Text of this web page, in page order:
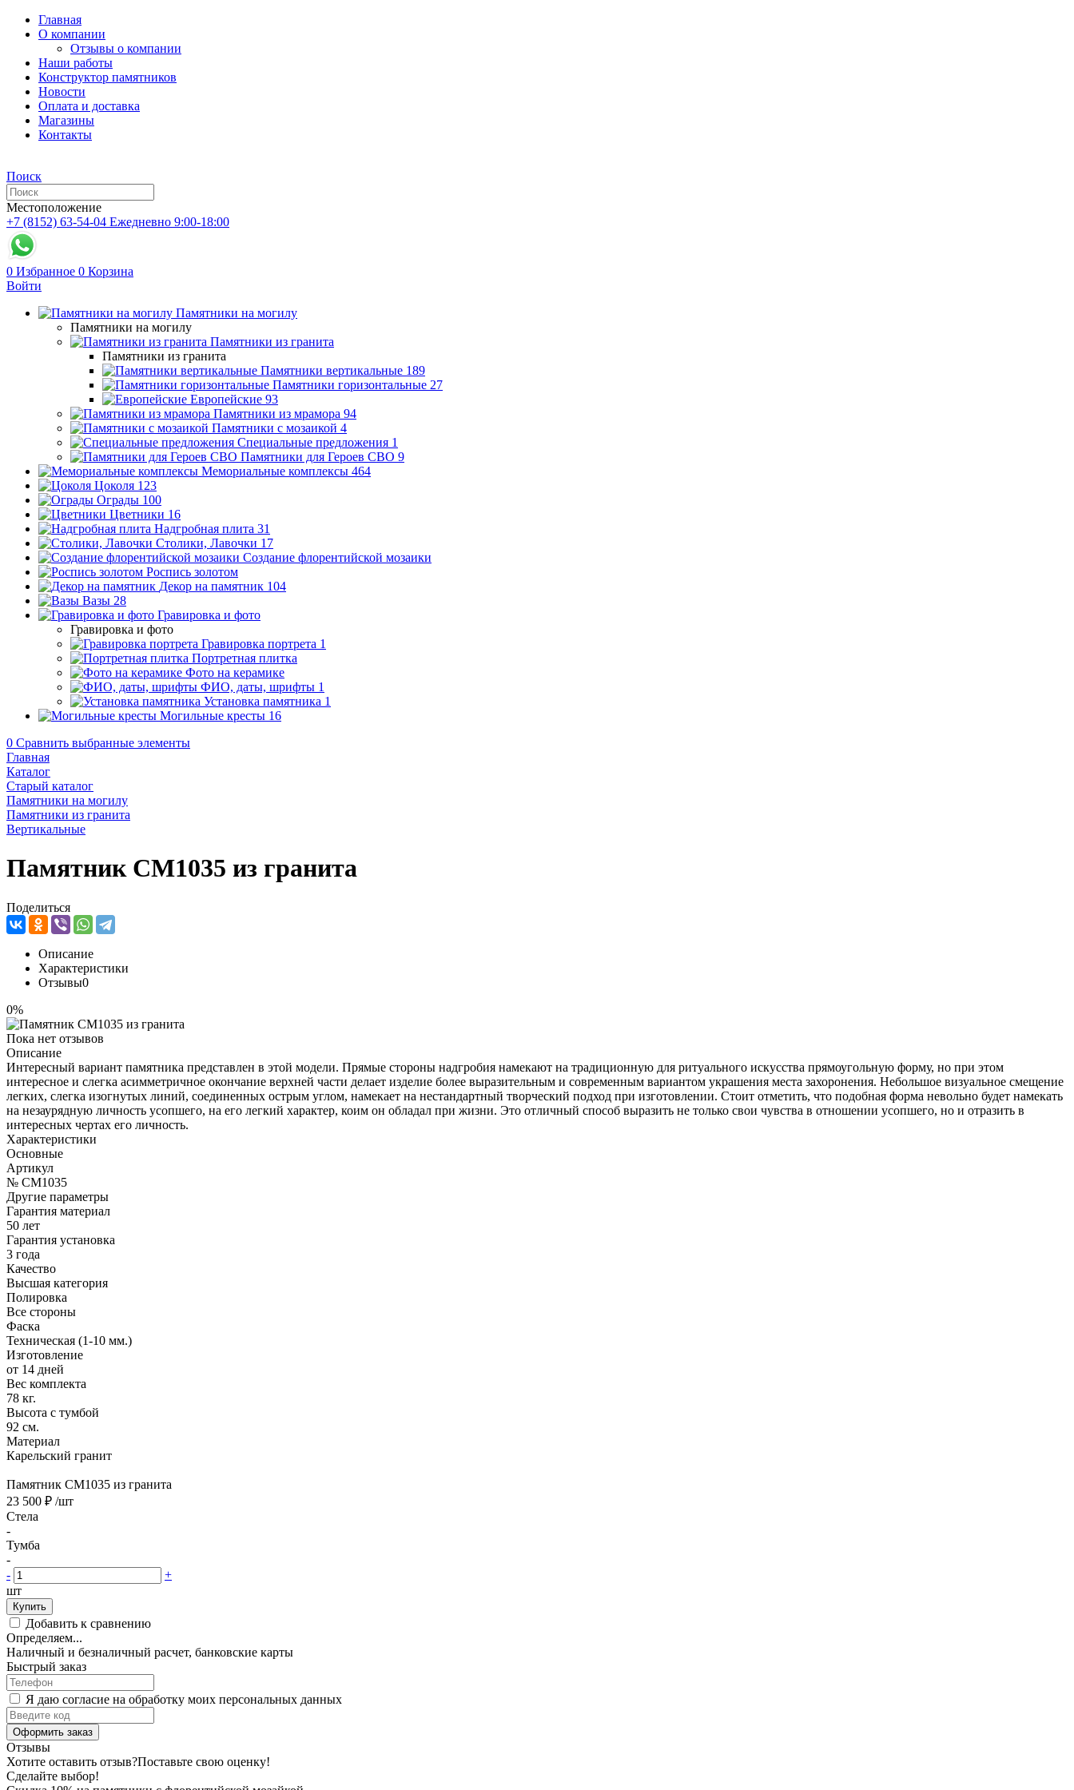
Главная
О компании
Отзывы о компании
Наши работы
Конструктор памятников
Новости
Оплата и доставка
Магазины
Контакты
Поиск
Местоположение
+7 (8152) 63-54-04 Ежедневно 9:00-18:00
0 Избранное 0 Корзина
Войти
Памятники на могилу
Памятники на могилу
Памятники из гранита
Памятники из гранита
Памятники вертикальные 189
Памятники горизонтальные 27
Европейские 93
Памятники из мрамора 94
Памятники с мозаикой 4
Специальные предложения 1
Памятники для Героев СВО 9
Мемориальные комплексы 464
Цоколя 123
Ограды 100
Цветники 16
Надгробная плита 31
Столики, Лавочки 17
Создание флорентийской мозаики
Роспись золотом
Декор на памятник 104
Вазы 28
Гравировка и фото
Гравировка и фото
Гравировка портрета 1
Портретная плитка
Фото на керамике
ФИО, даты, шрифты 1
Установка памятника 1
Могильные кресты 16
0 Сравнить выбранные элементы
Главная
Каталог
Старый каталог
Памятники на могилу
Памятники из гранита
Вертикальные
Памятник CM1035 из гранита
Поделиться
Описание
Характеристики
Отзывы0
0%
Пока нет отзывов
Описание
Интересный вариант памятника представлен в этой модели. Прямые стороны надгробия намекают на традиционную для ритуального искусства прямоугольную форму, но при этом
интересное и слегка асимметричное окончание верхней части делает изделие более выразительным и современным вариантом украшения места захоронения. Небольшое визуальное смещение
легких, слегка изогнутых линий, соединенных острым углом, намекает на нестандартный творческий подход при изготовлении. Стоит отметить, что подобная форма невольно будет намекать
на незаурядную личность усопшего, на его легкий характер, коим он обладал при жизни. Это отличный способ выразить не только свои чувства в отношении усопшего, но и отразить в
интересных чертах его личность.
Характеристики
Основные
Артикул
№ CM1035
Другие параметры
Гарантия материал
50 лет
Гарантия установка
3 года
Качество
Высшая категория
Полировка
Все стороны
Фаска
Техническая (1-10 мм.)
Изготовление
от 14 дней
Вес комплекта
78 кг.
Высота с тумбой
92 см.
Материал
Карельский гранит
Памятник CM1035 из гранита
23 500 ₽ /шт
Стела
-
Тумба
-
-
+
шт
Купить
Добавить к сравнению
Определяем...
Наличный и безналичный расчет, банковские карты
Быстрый заказ
Я даю согласие на обработку моих персональных данных
Оформить заказ
Отзывы
Хотите оставить отзыв?Поставьте свою оценку!
Сделайте выбор!